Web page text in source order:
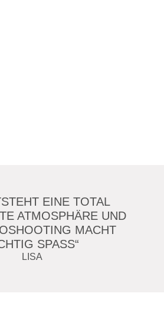
EINE TOTAL
ATMOSPHÄRE UND
MACHT
SPASS“
LISA